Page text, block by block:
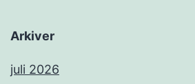
Arkiver
juli 2026